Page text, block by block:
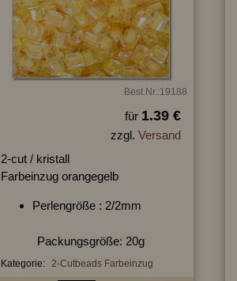
Best.Nr.:19188
für 1.39 €
zzgl. Versand
2-cut / kristall
Farbeinzug orangegelb
Perlengröße : 2/2mm
Packungsgröße: 20g
Kategorie: 2-Cutbeads Farbeinzug